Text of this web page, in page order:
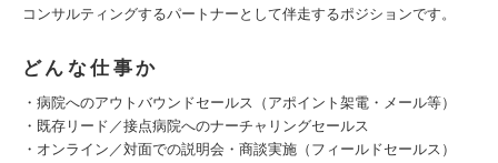
コンサルティングするパートナーとして伴走するポジションです。
どんな仕事か
・病院へのアウトバウンドセールス（アポイント架電・メール等）
・既存リード／接点病院へのナーチャリングセールス
・オンライン／対面での説明会・商談実施（フィールドセールス）